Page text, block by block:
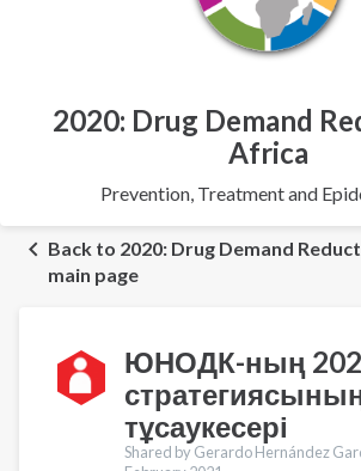
2020: Drug Demand
Africa
Prevention, Treatment and
Back to 2020: Drug Demand
main page
ЮНОДК-ның
тұсаукесері
Shared by Gerardo Hernández